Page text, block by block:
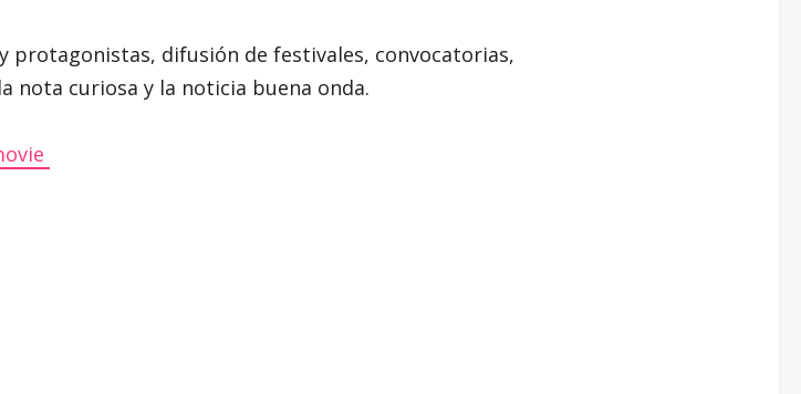
protagonistas, difusión de festivales, convocatorias,
nota curiosa y la noticia buena onda.